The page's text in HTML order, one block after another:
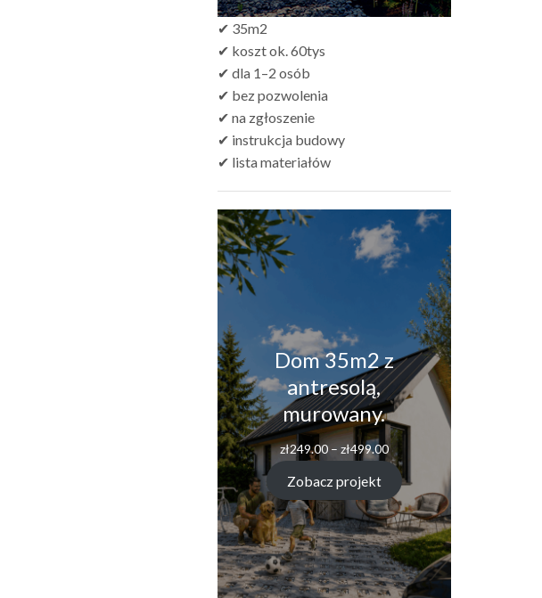
✔ 35m2
✔ koszt ok. 60tys
✔ dla 1–2 osób
✔ bez pozwolenia
✔ na zgłoszenie
✔ instrukcja budowy
✔ lista materiałów
Dom 35m2 z
antresolą,
murowany.
zł249.00 – zł499.00Zakres
cen:
od
zł249.00
do
zł499.00
Zobacz projekt